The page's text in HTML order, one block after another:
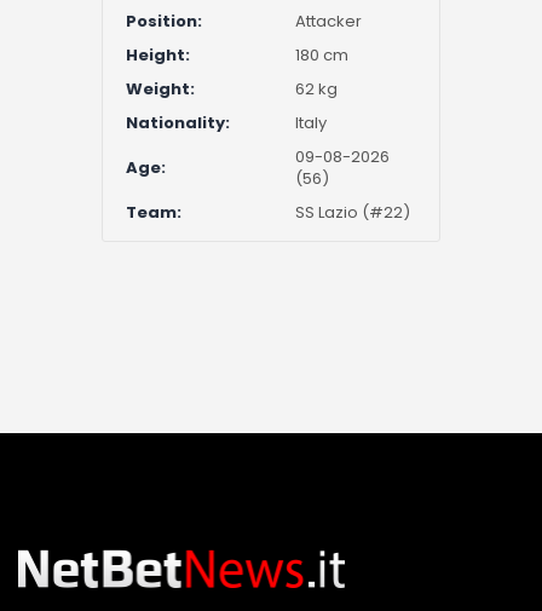
Position:
Attacker
Height:
180 cm
Weight:
62 kg
Nationality:
Italy
Age:
09-08-2026
(56)
Team:
SS Lazio (#22)